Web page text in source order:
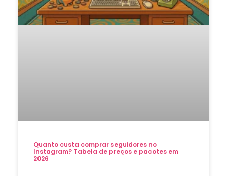
Quanto custa comprar seguidores no
Instagram? Tabela de preços e pacotes em
2026